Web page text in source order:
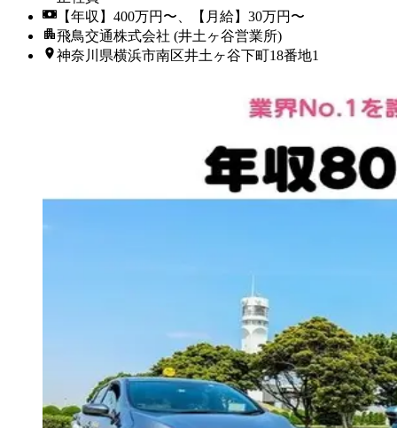
【年収】400万円〜、【月給】30万円〜
飛鳥交通株式会社 (井土ヶ谷営業所)
神奈川県横浜市南区井土ヶ谷下町18番地1